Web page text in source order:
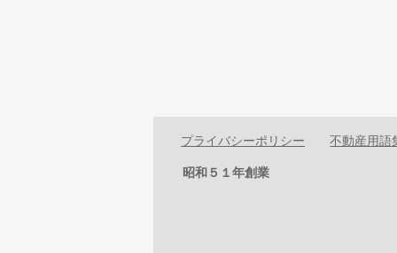
プライバシーポリシー 不動産用語
昭和５１年創業